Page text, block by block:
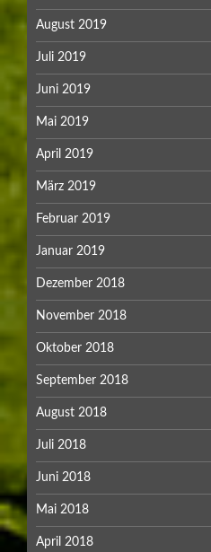
August 2019
Juli 2019
Juni 2019
Mai 2019
April 2019
März 2019
Februar 2019
Januar 2019
Dezember 2018
November 2018
Oktober 2018
September 2018
August 2018
Juli 2018
Juni 2018
Mai 2018
April 2018